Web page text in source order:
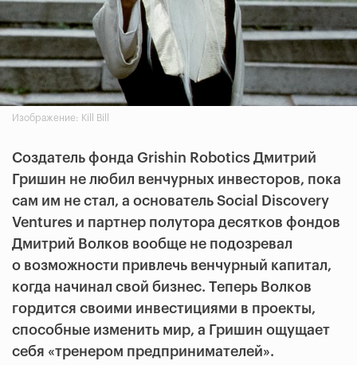
Изображение: Kill Bill
Создатель фонда Grishin Robotics Дмитрий
Гришин не любил венчурных инвесторов, пока
сам им не стал, а основатель Social Discovery
Ventures и партнер полутора десятков фондов
Дмитрий Волков вообще не подозревал
о возможности привлечь венчурный капитал,
когда начинал свой бизнес. Теперь Волков
гордится своими инвестициями в проекты,
способные изменить мир, а Гришин ощущает
себя «тренером предпринимателей».